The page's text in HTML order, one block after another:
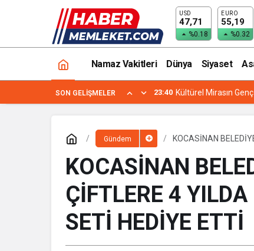
USD
47,71
%0.18
EURO
55,19
%0.32
Namaz Vakitleri Dünya Siyaset
SON GELIŞMELER 19:24 YENİMAHALLE İLÇE
Gündem
KOCASİNAN
KOCASİNAN
ÇİFTLERE 4
SETİ HEDİYE ETTİ
BÜNYAN BELEDİYESİ TÜM